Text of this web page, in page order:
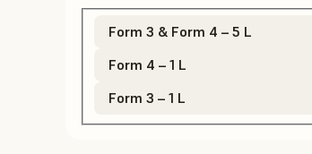
Form 3 & Form 4 – 5 L
Form 4 – 1 L
Form 3 – 1 L